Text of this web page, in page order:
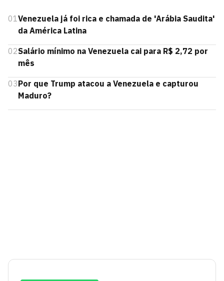
01Venezuela já foi rica e chamada de 'Arábia Saudita'
da América Latina
02Salário mínimo na Venezuela cai para R$ 2,72 por
mês
03Por que Trump atacou a Venezuela e capturou
Maduro?